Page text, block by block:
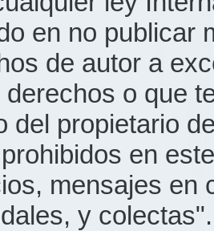
en no publicar
de autor a
derechos o que
del propietario
en
mensajes en
y colectas".